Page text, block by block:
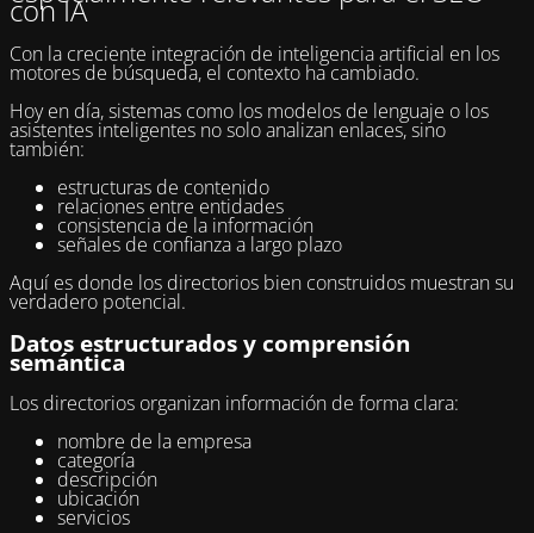
con IA
Con la creciente integración de inteligencia artificial en los
motores de búsqueda, el contexto ha cambiado.
Hoy en día, sistemas como los modelos de lenguaje o los
asistentes inteligentes no solo analizan enlaces, sino
también:
estructuras de contenido
relaciones entre entidades
consistencia de la información
señales de confianza a largo plazo
Aquí es donde los directorios bien construidos muestran su
verdadero potencial.
Datos estructurados y comprensión
semántica
Los directorios organizan información de forma clara:
nombre de la empresa
categoría
descripción
ubicación
servicios